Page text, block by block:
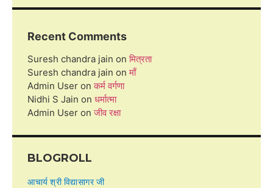
Recent Comments
Suresh chandra jain onमित्रता
Suresh chandra jain onमाँ
Admin User onकर्म वर्गणा
Nidhi S Jain on धर्मात्मा
Admin User onजीव रक्षा
BLOGROLL
आचार्य श्री विद्यासागर जी